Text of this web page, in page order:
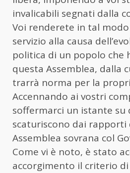
invalicabili segnati dalla
Voi renderete in tal
servizio alla causa
politica di un popolo che
questa Assemblea, dalla
trarrà norma per la
Accennando ai vostri
soffermarci un istante su
scaturiscono dai rapporti
Assemblea sovrana col
Come vi è noto, è stato
accorgimento il criterio